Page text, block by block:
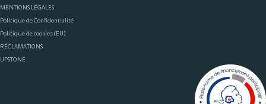
MENTIONS LÉGALES
Politique de Confidentialité
Politique de cookies (EU)
RÉCLAMATIONS
UPSTONE